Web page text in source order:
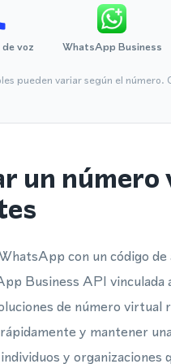
voz WhatsApp Business
pueden variar según el
un
con un código
Business API
de número virtual
y mantener
y